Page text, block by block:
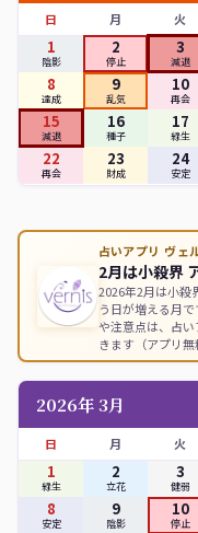
日 月 火
1
陰影
2
停止
3
減退
8
達成
9
乱気
10
再会
15
減退
16
種子
17
緑生
22
再会
23
財成
24
安定
占いアプリ ヴェ
2月は小殺界
2026年2月は小殺
う日が増える月
や注意点は、占
きます（アプリ無
2026年 3月
日 月 火
1
緑生
2
立花
3
健弱
8
安定
9
陰影
10
停止